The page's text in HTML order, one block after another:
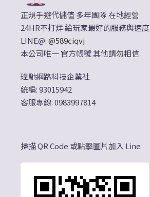
正規手遊代儲值 多年團隊 在地經營
24HR不打烊 給玩家最好的服務與速度
LINE@:@589ciqvj
本公司唯一 官方帳號 其他請勿相信
瑋馳網路科技企業社
統編: 93015942
客服專線: 0983997814
掃描 QR Code 或點擊圖片加入 Line